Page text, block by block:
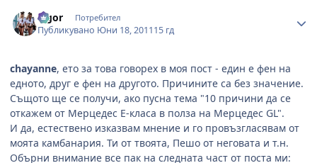
algor Потребител
Публикувано Юни 18, 201115 гд
chayanne, ето за това говорех в моя пост - един е фен на
едното, друг е фен на другото. Причините са без значение.
Същото ще се получи, ако пусна тема "10 причини да се
откажем от Мерцедес E-класа в полза на Мерцедес GL".
И да, естествено изказвам мнение и го провъзгласявам от
моята камбанария. Ти от твоята, Пешо от неговата и т.н.
Обърни внимание все пак на следната част от поста ми: